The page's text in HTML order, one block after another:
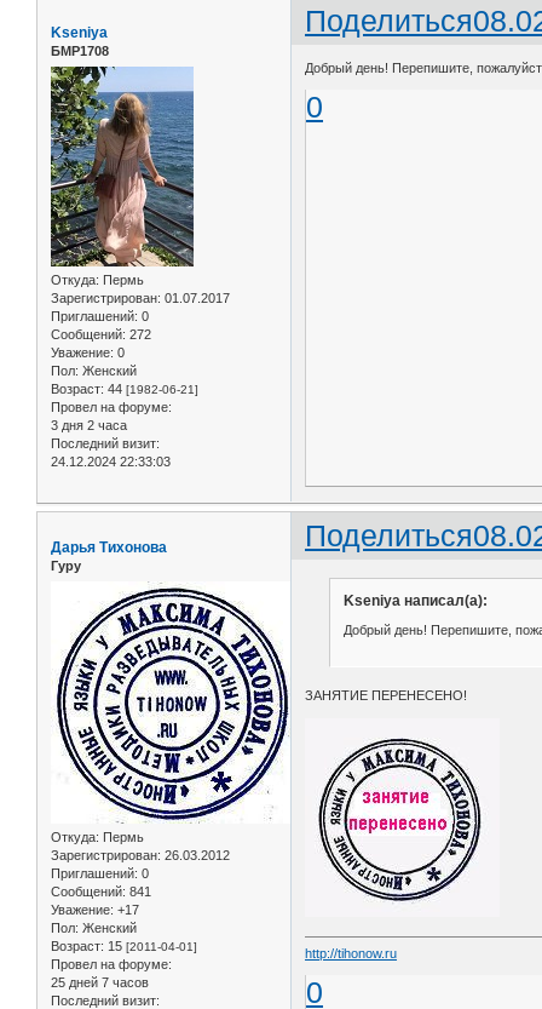
Поделиться
Kseniya
БМР1708
Откуда: Пермь
Зарегистрирован: 01.07.2017
Приглашений: 0
Сообщений: 272
Уважение: 0
Пол: Женский
Возраст: 44 [1982-06-21]
Провел на форуме:
3 дня 2 часа
Последний визит:
24.12.2024 22:33:03
Добрый день! Перепишите,
0
Поделиться
Дарья Тихонова
Гуру
Откуда: Пермь
Зарегистрирован: 26.03.2012
Приглашений: 0
Сообщений: 841
Уважение: +17
Пол: Женский
Возраст: 15 [2011-04-01]
Провел на форуме:
25 дней 7 часов
Последний визит:
Kseniya написал(а):
Добрый день! Перепишите,
ЗАНЯТИЕ ПЕРЕНЕСЕНО!
http://tihonow.ru
0